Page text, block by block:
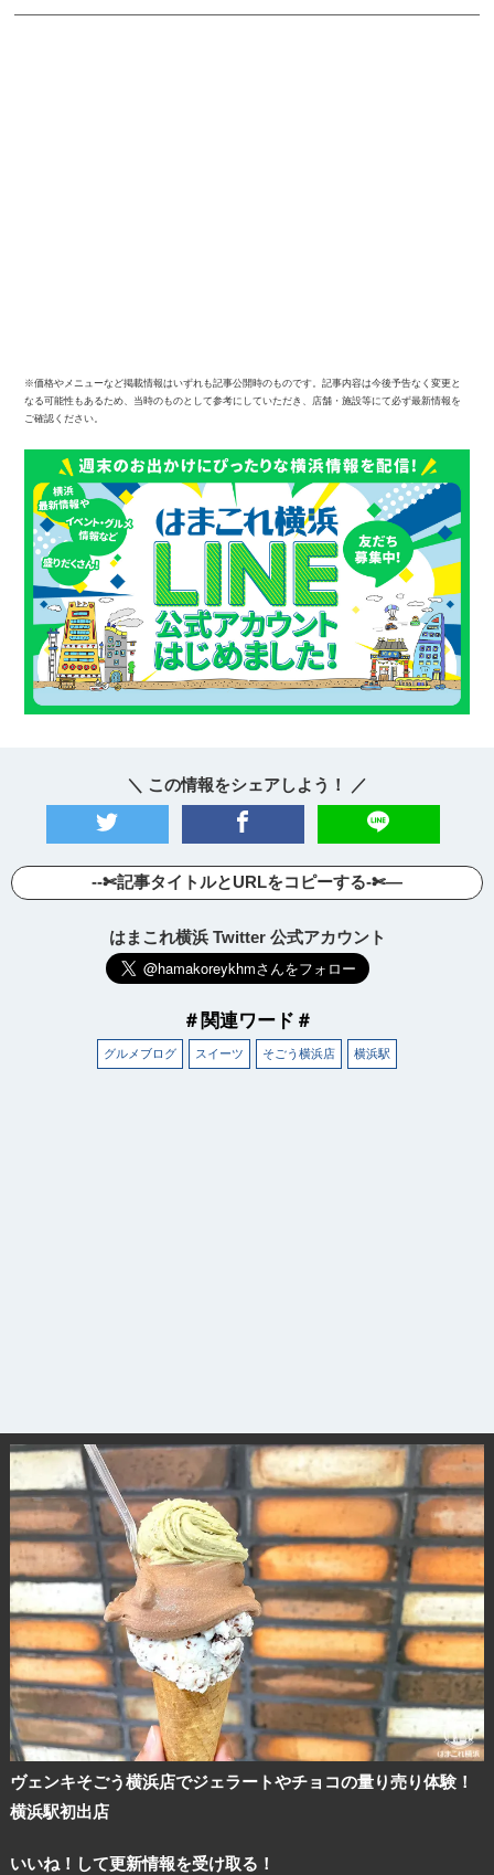
※価格やメニューなど掲載情報はいずれも記事公開時のものです。記事内容は今後予告なく変更と
なる可能性もあるため、当時のものとして参考にしていただき、店舗・施設等にて必ず最新情報を
ご確認ください。
＼ この情報をシェアしよう！ ／
--✄記事タイトルとURLをコピーする-✄—
はまこれ横浜 Twitter 公式アカウント
＃関連ワード＃
グルメブログ スイーツ そごう横浜店 横浜駅
ヴェンキそごう横浜店でジェラートやチョコの量り売り体験！
横浜駅初出店
いいね！して更新情報を受け取る！
観光ガイド